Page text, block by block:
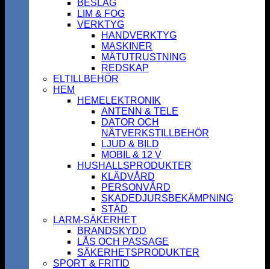
BESLAG
LIM & FOG
VERKTYG
HANDVERKTYG
MASKINER
MÄTUTRUSTNING
REDSKAP
ELTILLBEHÖR
HEM
HEMELEKTRONIK
ANTENN & TELE
DATOR OCH
NÄTVERKSTILLBEHÖR
LJUD & BILD
MOBIL & 12 V
HUSHALLSPRODUKTER
KLÄDVÅRD
PERSONVÅRD
SKADEDJURSBEKÄMPNING
STÄD
LARM-SÄKERHET
BRANDSKYDD
LÅS OCH PASSAGE
SÄKERHETSPRODUKTER
SPORT & FRITID